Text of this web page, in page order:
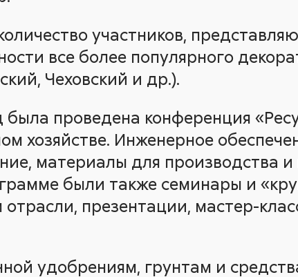
участников,
все более популярного
Чеховский и др.).
была проведена конференция
хозяйстве. Инженерное
материалы для производства
были также семинары и
презентации, мастер-
удобрениям, грунтам и